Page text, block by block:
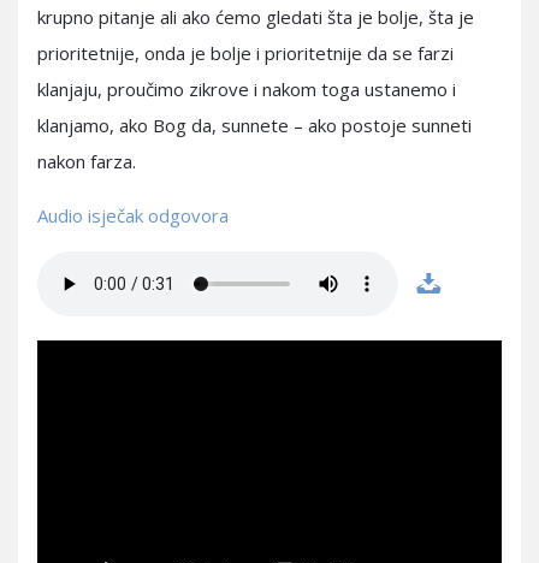
krupno pitanje ali ako ćemo gledati šta je bolje, šta je
prioritetnije, onda je bolje i prioritetnije da se farzi
klanjaju, proučimo zikrove i nakom toga ustanemo i
klanjamo, ako Bog da, sunnete – ako postoje sunneti
nakon farza.
Audio isječak odgovora